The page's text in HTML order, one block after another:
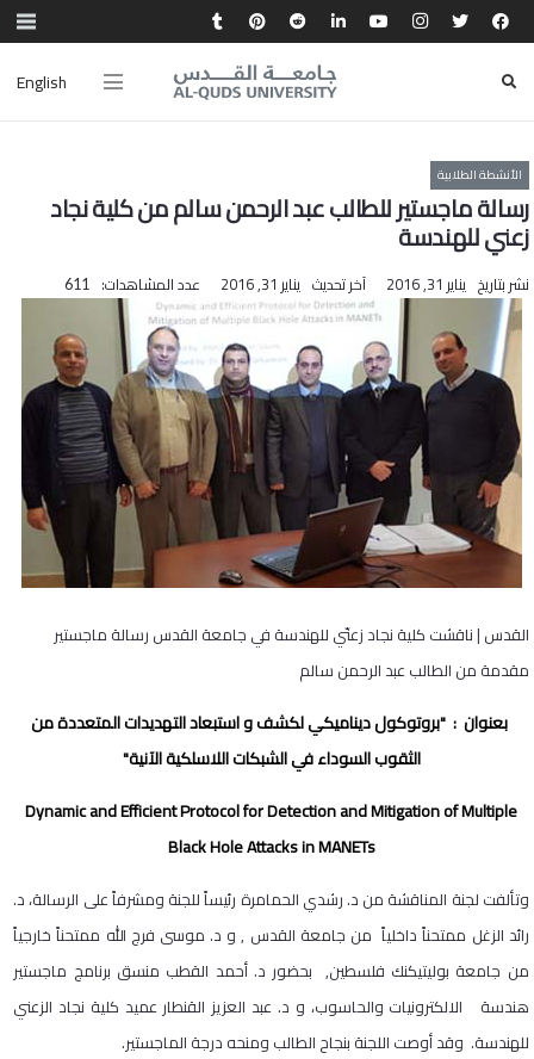
English
الأنشطة الطلابية
رسالة ماجستير للطالب عبد الرحمن سالم من كلية نجاد
زعني للهندسة
نشر بتاريخ يناير 31, 2016 آخر تحديث يناير 31, 2016 عدد المشاهدات: 611
القدس | ناقشت كلية نجاد زعنّي للهندسة في جامعة القدس رسالة ماجستير
مقدمة من الطالب عبد الرحمن سالم
بعنوان : "بروتوكول ديناميكي لكشف و استبعاد التهديدات المتعددة من
الثقوب السوداء في الشبكات اللاسلكية الآنية"
Dynamic and Efficient Protocol for Detection and Mitigation of Multiple
Black Hole Attacks in MANETs
وتألفت لجنة المناقشة من د. رشدي الحمامرة رئيساً للجنة ومشرفاً على الرسالة، د.
رائد الزغل ممتحناً داخلياً من جامعة القدس , و د. موسى فرج الله ممتحناً خارجياً
من جامعة بوليتيكنك فلسطين, بحضور د. أحمد القطب منسق برنامج ماجستير
هندسة الالكترونيات والحاسوب، و د. عبد العزيز القنطار عميد كلية نجاد الزعني
للهندسة. وقد أوصت اللجنة بنجاح الطالب ومنحه درجة الماجستير.